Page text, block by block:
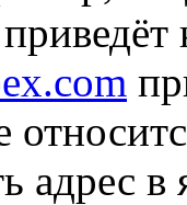
адрес